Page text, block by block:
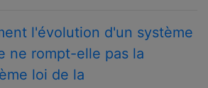
l'évolution d'un système
ne rompt-elle pas la
loi de la